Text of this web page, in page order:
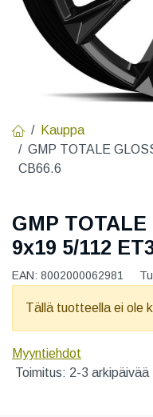
Kauppa
GMP TOTALE
CB66.6
GMP
9x19 5/112
EAN: 8002000062981
Tällä tuotteella ei ole
Myyntiehdot
Toimitus: 2-3 arkipäivää